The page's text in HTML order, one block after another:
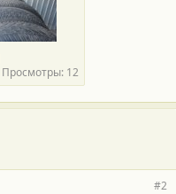
Просмотры: 12
#2